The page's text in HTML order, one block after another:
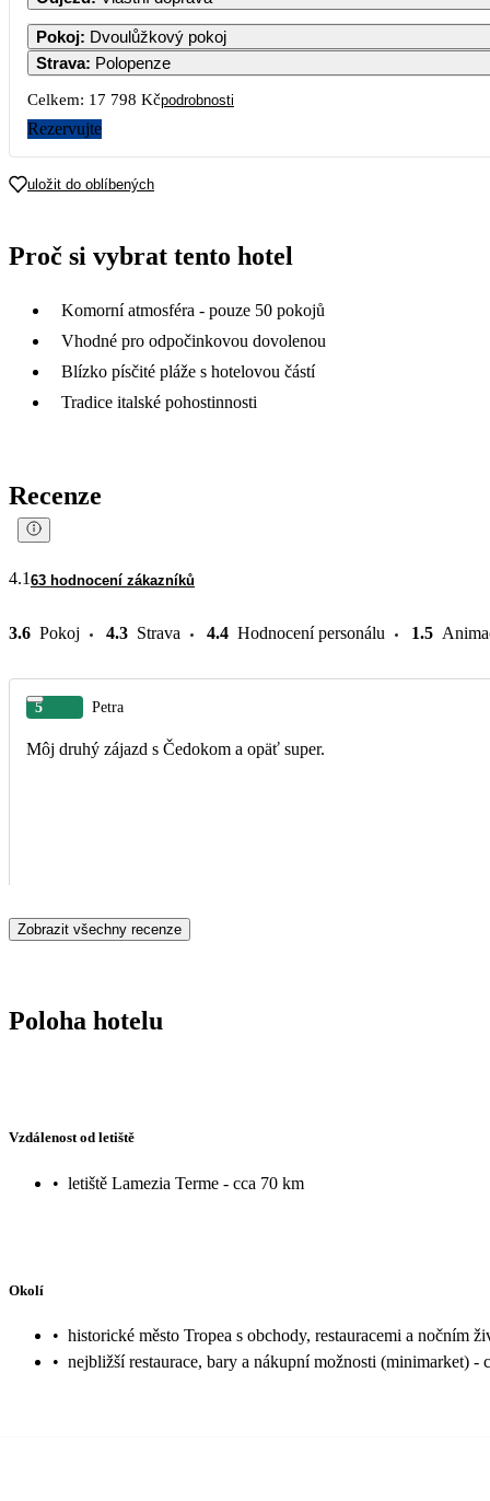
Pokoj: Dvoulůžkový pokoj
Strava: Polopenze
Celkem: 17 798 Kčpodrobnosti
Rezervujte
uložit do oblíbených
Proč si vybrat tento hotel
Komorní atmosféra - pouze 50 pokojů
Vhodné pro odpočinkovou dovolenou
Blízko písčité pláže s hotelovou částí
Tradice italské pohostinnosti
Recenze
4.1 63 hodnocení zákazníků
3.6 Pokoj 4.3 Strava 4.4 Hodnocení personálu 1.5
5 Petra
Môj druhý zájazd s Čedokom a opäť super.
Zobrazit všechny recenze
Poloha hotelu
Vzdálenost od letiště
• letiště Lamezia Terme - cca 70 km
Okolí
• historické město Tropea s obchody, restauracemi a nočním
• nejbližší restaurace, bary a nákupní možnosti (minimarket) -